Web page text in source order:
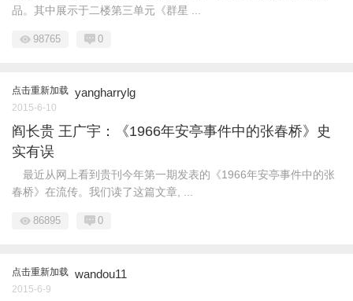
品。其中展示于二楼第三单元《群星 ...
98765 0
点击重新加载 yangharrylg
2015-6-10
阎长贵 王广宇：《1966年安亭事件中的张春桥》史
实有误
最近从网上看到贵刊今年第一期发表的《1966年安亭事件中的张
春桥》在流传。我们读了这篇文章, ...
86895 0
点击重新加载 wandou11
2015-6-9